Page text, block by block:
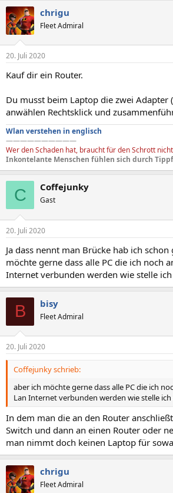
chrigu
Fleet Admiral
20. Juli 2020
Kauf dir ein Router.
Du musst beim Laptop die zwei Adapter
anwählen Rechtsklick und
Wlan verstehen in englisch
——————————
Wer den Schaden hat, braucht für den Schrott
Inkontelante Menschen fühlen sich durch
C Coffejunky
Gast
20. Juli 2020
Ja dass nennt man Brücke hab ich
möchte gerne dass alle PC die ich noch
Internet verbunden werden wie stelle ich
B bisy
Fleet Admiral
20. Juli 2020
Coffejunky schrieb:
aber ich möchte gerne dass alle PC die ich
Lan Internet verbunden werden wie stelle ich
In dem man die an den Router
Switch und dann an einen Router oder
man nimmt doch keinen Laptop für
chrigu
Fleet Admiral